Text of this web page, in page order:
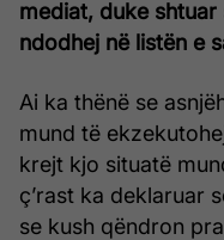
mediat, duke
ndodhej në listën e
Ai ka thënë se
mund të
krejt kjo situatë
ç’rast ka deklaruar
se kush qëndron